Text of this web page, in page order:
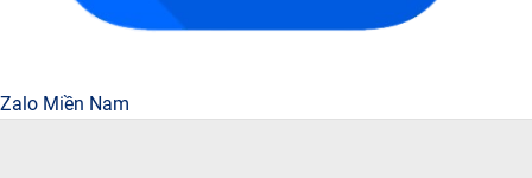
Zalo Miền Nam